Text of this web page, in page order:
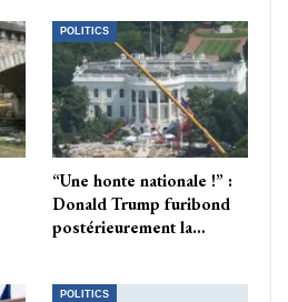
POLITICS
“Une honte nationale !” :
Donald Trump furibond
postérieurement la…
POLITICS